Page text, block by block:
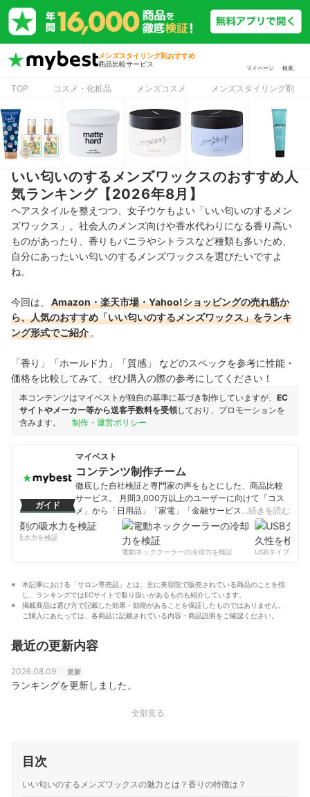
メンズスタイリング剤おすすめ
商品比較サービス
マイページ 検索
TOP コスメ・化粧品 メンズコスメ メンズスタイリング剤
いい匂いのするメンズワックスのおすすめ人
気ランキング【2026年8月】
ヘアスタイルを整えつつ、女子ウケもよい「いい匂いのするメン
ズワックス」。社会人のメンズ向けや香水代わりになる香り高い
ものがあったり、香りもバニラやシトラスなど種類も多いため、
自分にあったいい匂いのするメンズワックスを選びたいですよ
ね。
今回は、
Amazon・楽天市場・Yahoo!ショッピングの売れ筋か
ら、人気のおすすめ「いい匂いのするメンズワックス」をランキ
ング形式でご紹介 。
「香り」「ホールド力」「質感」 などのスペックを参考に性能・
価格を比較してみて、ぜひ購入の際の参考にしてください！
本コンテンツはマイベストが独自の基準に基づき制作していますが、 EC
サイトやメーカー等から送客手数料を受領しており、プロモーションを
含みます。
制作・運営ポリシー
ガイド
マイベスト
コンテンツ制作チーム
徹底した自社検証と専門家の声をもとにした、商品比較
サービス。 月間3,000万以上のユーザーに向けて「コス
メ」から「日用品」「家電」「金融サービス」まで、ベ
ストな商品を選んでもらうために、毎日コンテンツを制
コンテンツ制作チームのプロフィール
…続きを読む
の吸水力を検証
電動ネッククーラーの冷却力を検証
USBタイプCケー
本記事における「サロン専売品」とは、主に美容院で販売されている商品のことを指
し、ランキングではECサイトで取り扱いがあるものも紹介しています。
掲載商品は選び方で記載した効果・効能があることを保証したものではありません。
ご購入にあたっては、各商品に記載されている内容・商品説明をご確認ください。
最近の更新内容
2026.08.09 更新
ランキングを更新しました。
全部見る
目次
いい匂いのするメンズワックスの魅力とは？香りの特徴は？